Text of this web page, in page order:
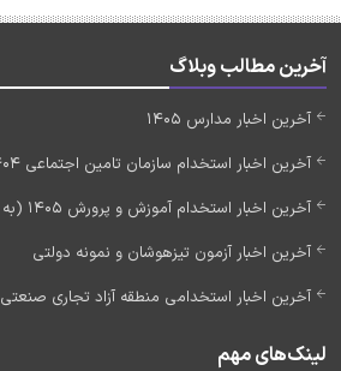
آخرین مطالب وبلاگ
آخرین اخبار مدارس 1405
آخرین اخبار استخدام سازمان تامین اجتماعی 1404 (به زودی)
آخرین اخبار استخدام آموزش و پرورش 1405 (به زودی)
آخرین اخبار آزمون تیزهوشان و نمونه دولتی
آخرین اخبار استخدامی منطقه آزاد تجاری صنعتی 1405
لینک‌های مهم